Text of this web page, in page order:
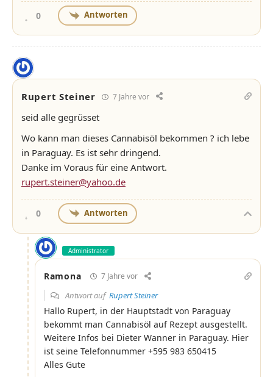
0 Antworten
Rupert Steiner 7 Jahre vor
seid alle gegrüsset
Wo kann man dieses Cannabisöl bekommen ? ich lebe
in Paraguay. Es ist sehr dringend.
Danke im Voraus für eine Antwort.
rupert.steiner@yahoo.de
0 Antworten
Administrator
Ramona 7 Jahre vor
Antwort auf Rupert Steiner
Hallo Rupert, in der Hauptstadt von Paraguay
bekommt man Cannabisöl auf Rezept ausgestellt.
Weitere Infos bei Dieter Wanner in Paraguay. Hier
ist seine Telefonnummer +595 983 650415
Alles Gute